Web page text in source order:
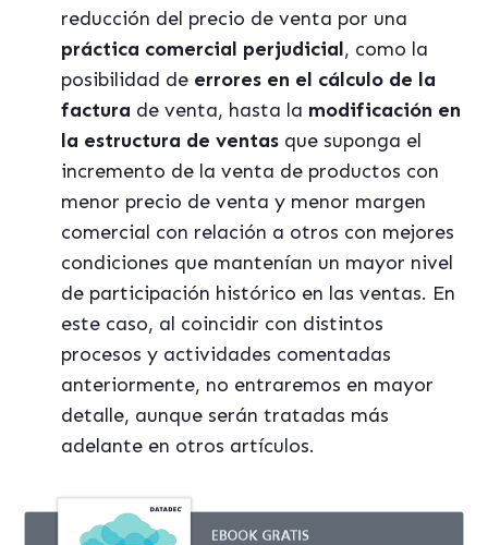
reducción del precio de venta por una
práctica comercial perjudicial, como la
posibilidad de errores en el cálculo de la
factura de venta, hasta la modificación en
la estructura de ventas que suponga el
incremento de la venta de productos con
menor precio de venta y menor margen
comercial con relación a otros con mejores
condiciones que mantenían un mayor nivel
de participación histórico en las ventas. En
este caso, al coincidir con distintos
procesos y actividades comentadas
anteriormente, no entraremos en mayor
detalle, aunque serán tratadas más
adelante en otros artículos.